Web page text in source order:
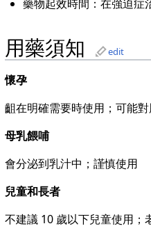
藥物起效時間：在強迫症
用藥須知 edit
懷孕
齟在明確需要時使用；可能
母乳餵哺
會分泌到乳汁中；謹慎使用
兒童和長者
不建議 10 歲以下兒童使用；